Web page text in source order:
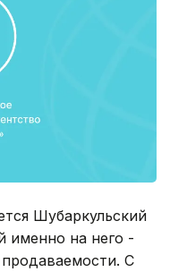
Шубаркульский
именно на него -
С